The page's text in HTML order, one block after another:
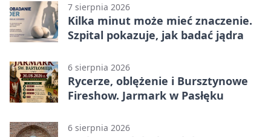
7 sierpnia 2026
Kilka minut może mieć znaczenie.
Szpital pokazuje, jak badać jądra
6 sierpnia 2026
Rycerze, oblężenie i Bursztynowe
Fireshow. Jarmark w Pasłęku
6 sierpnia 2026